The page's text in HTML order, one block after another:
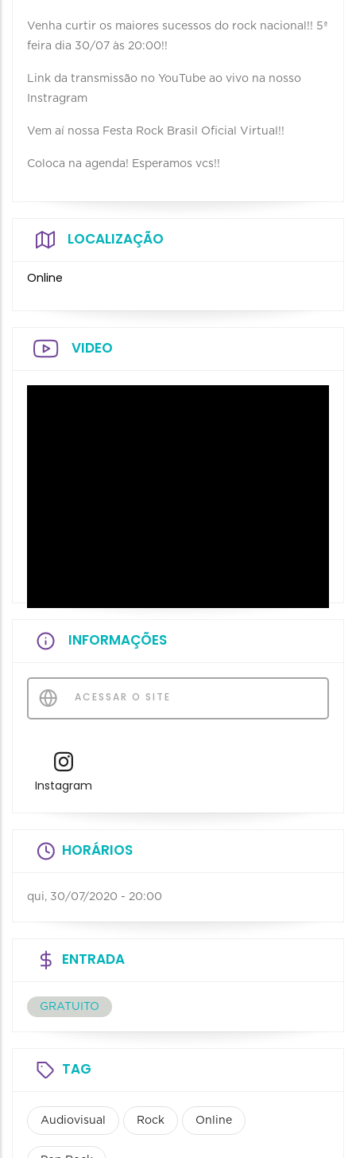
Venha curtir os maiores sucessos do rock nacional!! 5ª
feira dia 30/07 às 20:00!!
Link da transmissão no YouTube ao vivo na nosso
Instragram
Vem aí nossa Festa Rock Brasil Oficial Virtual!!
Coloca na agenda! Esperamos vcs!!
LOCALIZAÇÃO
Online
VIDEO
INFORMAÇÕES
ACESSAR O SITE
Instagram
HORÁRIOS
qui, 30/07/2020 - 20:00
ENTRADA
GRATUITO
TAG
Audiovisual Rock Online